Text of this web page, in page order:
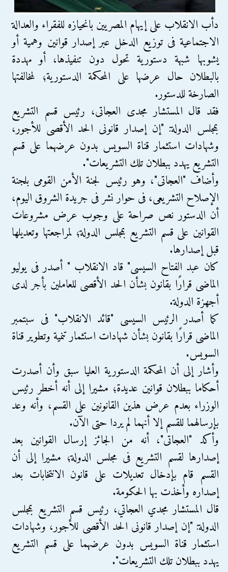
دأب الانقلاب على إيهام المصريين بانحيازه للفقراء والعدالة
الاجتماعية فى توزيع الدخل عبر إصدار قوانين وهمية أو
يشوبها شبهة دستورية تحول دون تنفيذها، أو مهددة
بالبطلان حال عرضها على المحكمة الدستورية؛ لمخالفتها
الصارخة للدستور.
فقد قال المستشار مجدى العجاتى، رئيس قسم التشريع
بمجلس الدولة: "إن إصدار قانونى الحد الأقصى للأجور،
وشهادات استثمار قناة السويس بدون عرضهما على قسم
التشريع يهدد ببطلان تلك التشريعات".
وأضاف "العجاتى"، وهو رئيس لجنة الأمن القومى بلجنة
الإصلاح التشريعى، فى حوار نشر فى جريدة الشروق اليوم،
أن الدستور نص صراحة على وجوب عرض مشروعات
القوانين على قسم التشريع بمجلس الدولة؛ لمراجعتها وتعديلها
قبل إصدارها.
كان عبد الفتاح السيسى" قاد الانقلاب " أصدر فى يوليو
الماضى قرارًا بقانون بشأن الحد الأقصى للعاملين بأجر لدى
أجهزة الدولة.
كما أصدر الرئيس السيسى "قائد الانقلاب" فى سبتمبر
الماضى قرارًا بقانون بشأن شهادات استثمار تنمية وتطوير قناة
السويس.
وأشار إلى أن المحكمة الدستورية العليا سبق وأن أصدرت
أحكاما ببطلان قوانين عديدة؛ مشيرا إلى أنه أخطر رئيس
الوزراء بعدم عرض هذين القانونين على القسم، وأنه وعد
بإرسالهما للقسم إلا أنهما لم يردا حتى الآن.
وأكد "العجاتى"، أنه من الجائز إرسال القوانين بعد
إصدارها لقسم التشريع فى مجلس الدولة؛ مشيرا إلى أن
القسم قام بإدخال تعديلات على قانون الانتخابات بعد
إصداره وأخذت بها الحكومة.
قال المستشار مجدي العجاتي، رئيس قسم التشريع بمجلس
الدولة: "إن إصدار قانونى الحد الأقصى للأجور، وشهادات
استثمار قناة السويس بدون عرضهما على قسم التشريع
يهدد ببطلان تلك التشريعات".